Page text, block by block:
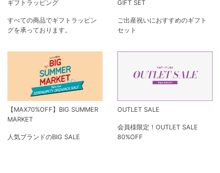
ギフトラッピング
すべての商品でギフトラッピン
グを承っております。
GIFT SET
ご出産祝いにおすすめのギフト
セット
【MAX70%OFF】BIG SUMMER
MARKET
人気ブランドのBIG SALE
OUTLET SALE
会員様限定！OUTLET SALE
80%OFF